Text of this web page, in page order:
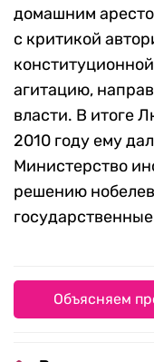
домашним
с критикой
агитацию,
власти. В итоге
2010 году ему
Министерство
решению
Объясняем